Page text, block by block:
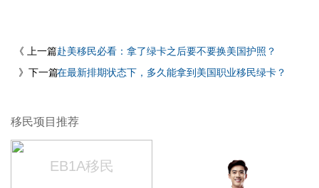
《 上一篇赴美移民必看：拿了绿卡之后要不要换美国护照？
》下一篇在最新排期状态下，多久能拿到美国职业移民绿卡？
移民项目推荐
EB1A移民